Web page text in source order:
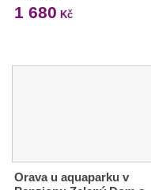
1 680 Kč
Orava u aquaparku v